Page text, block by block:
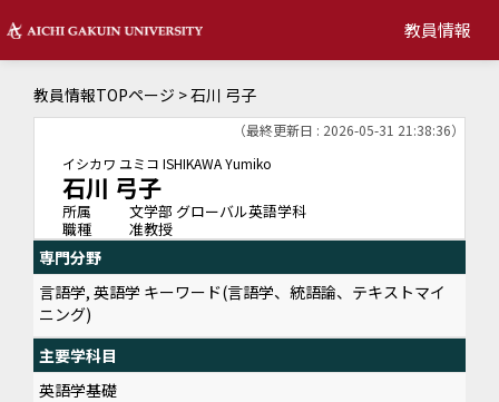
教員情報
教員情報TOPページ > 石川 弓子
（最終更新日 : 2026-05-31 21:38:36）
イシカワ ユミコ ISHIKAWA Yumiko
石川 弓子
所属
文学部 グローバル英語学科
職種
准教授
専門分野
言語学, 英語学 キーワード(言語学、統語論、テキストマイ
ニング)
主要学科目
英語学基礎